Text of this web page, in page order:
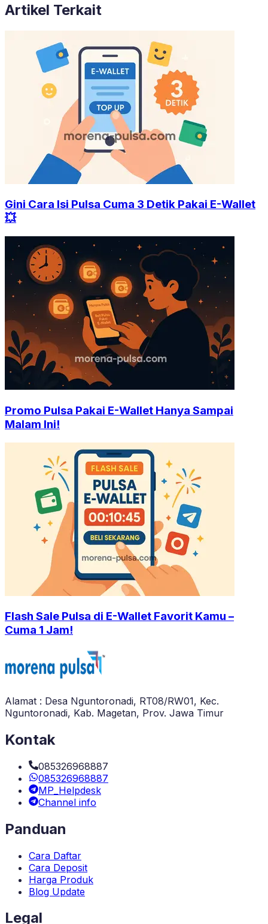
Artikel Terkait
Gini Cara Isi Pulsa Cuma 3 Detik Pakai E-Wallet
💥
Promo Pulsa Pakai E-Wallet Hanya Sampai
Malam Ini!
Flash Sale Pulsa di E-Wallet Favorit Kamu –
Cuma 1 Jam!
Alamat : Desa Nguntoronadi, RT08/RW01, Kec.
Nguntoronadi, Kab. Magetan, Prov. Jawa Timur
Kontak
085326968887
085326968887
MP_Helpdesk
Channel info
Panduan
Cara Daftar
Cara Deposit
Harga Produk
Blog Update
Legal